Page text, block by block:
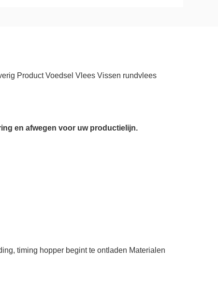
Product Voedsel Vlees Vissen rundvlees
en afwegen voor uw productielijn.
timing hopper begint te ontladen Materialen